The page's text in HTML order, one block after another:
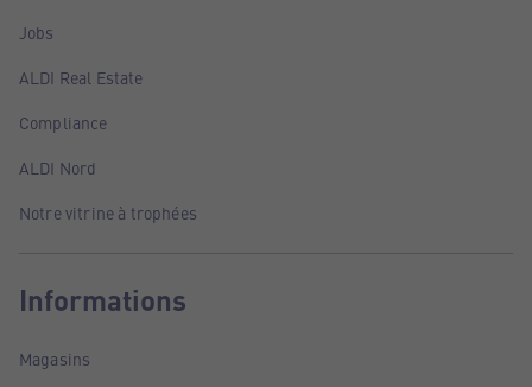
Jobs
ALDI Real Estate
Compliance
ALDI Nord
Notre vitrine à trophées
Informations
Magasins